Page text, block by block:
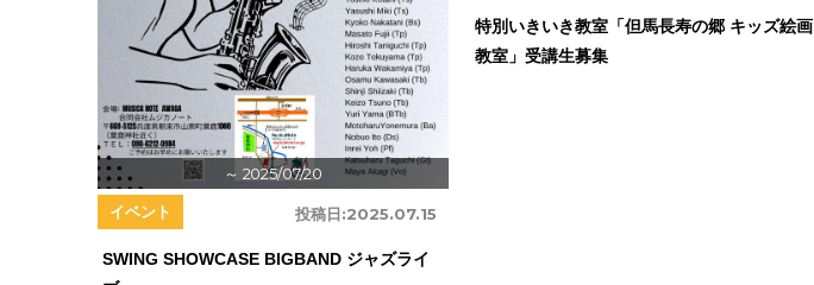
～ 2025/07/20
投稿日:2025.07.15
イベント
SWING SHOWCASE BIGBAND ジャズライ
特別いきいき教室「但馬長寿の郷 キッズ絵画
教室」受講生募集